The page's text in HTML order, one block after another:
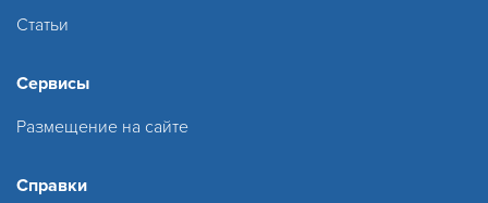
Статьи
Сервисы
Размещение на сайте
Справки